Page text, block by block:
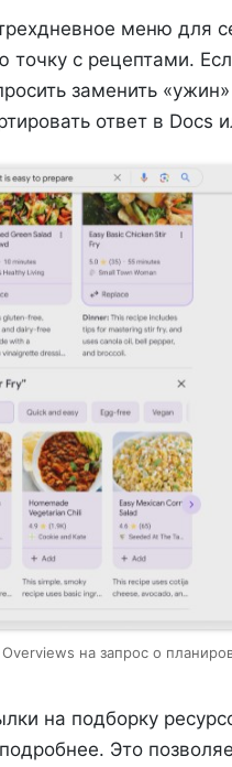
меню для
точку с рецептами.
заменить
ответ в Docs
на запрос о
на подборку
Это